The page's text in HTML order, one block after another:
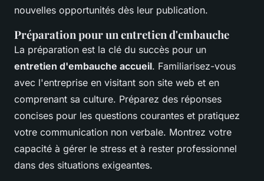
nouvelles opportunités dès leur publication.
Préparation pour un entretien d'embauche
La préparation est la clé du succès pour un
entretien d'embauche accueil. Familiarisez-vous
avec l'entreprise en visitant son site web et en
comprenant sa culture. Préparez des réponses
concises pour les questions courantes et pratiquez
votre communication non verbale. Montrez votre
capacité à gérer le stress et à rester professionnel
dans des situations exigeantes.